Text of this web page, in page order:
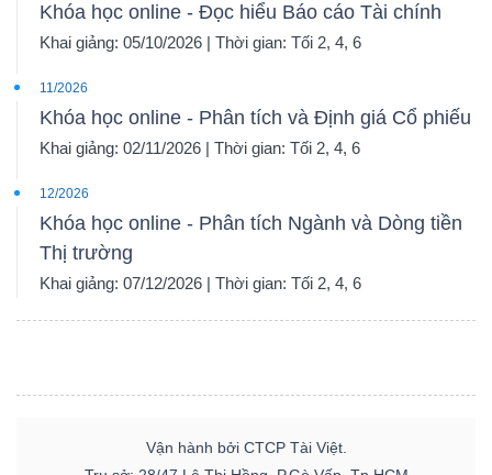
Khóa học online - Đọc hiểu Báo cáo Tài chính
Khai giảng: 05/10/2026 | Thời gian: Tối 2, 4, 6
11/2026
Khóa học online - Phân tích và Định giá Cổ phiếu
Khai giảng: 02/11/2026 | Thời gian: Tối 2, 4, 6
12/2026
Khóa học online - Phân tích Ngành và Dòng tiền
Thị trường
Khai giảng: 07/12/2026 | Thời gian: Tối 2, 4, 6
Vận hành bởi CTCP Tài Việt.